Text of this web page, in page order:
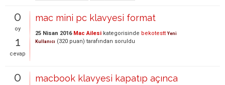
0
oy
1
cevap
mac mini pc klavyesi format
25 Nisan 2016 Mac Ailesi kategorisinde bekotestt Yeni
Kullanıcı (320 puan) tarafından soruldu
0
macbook klavyesi kapatıp açınca